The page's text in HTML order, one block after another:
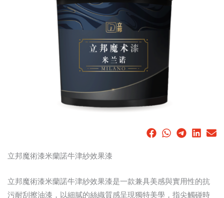
立邦魔術漆米蘭諾牛津紗效果漆
立邦魔術漆米蘭諾牛津紗效果漆是一款兼具美感與實用性的抗
污耐刮擦油漆，以細膩的絲織質感呈現獨特美學，指尖觸碰時